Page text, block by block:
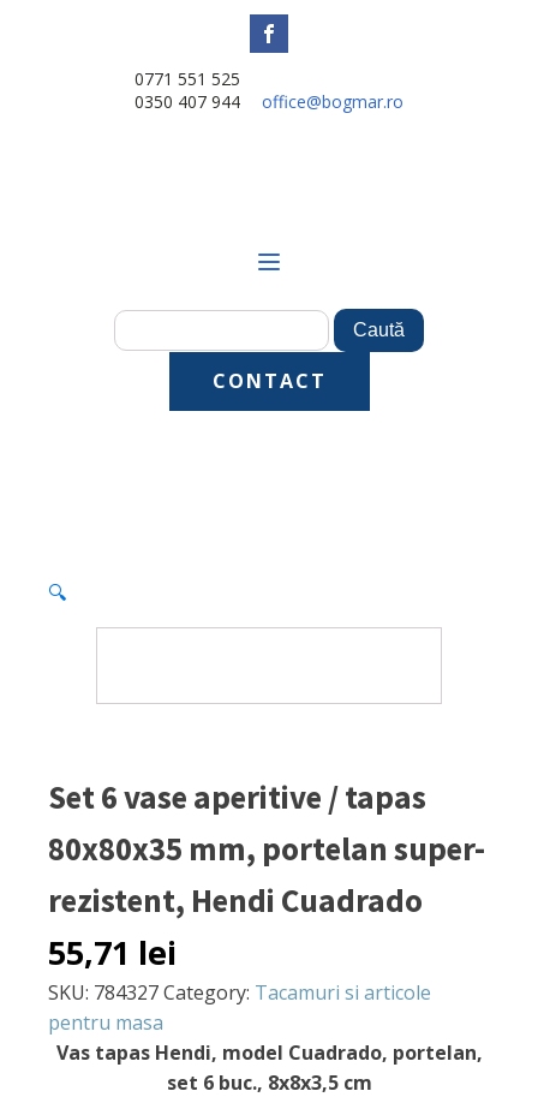
0771 551 525
0350 407 944
office@bogmar.ro
CONTACT
🔍
Set 6 vase aperitive / tapas
80x80x35 mm, portelan super-
rezistent, Hendi Cuadrado
55,71 lei
SKU: 784327Category: Tacamuri si articole
pentru masa
Vas tapas Hendi, model Cuadrado, portelan,
set 6 buc., 8x8x3,5 cm